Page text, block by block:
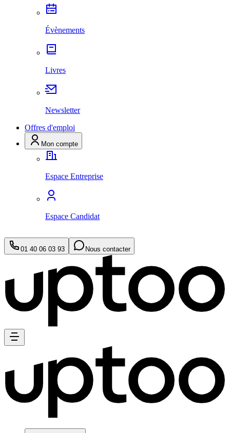
Évènements
Livres
Newsletter
Offres d'emploi
Mon compte
Espace Entreprise
Espace Candidat
01 40 06 03 93 Nous contacter